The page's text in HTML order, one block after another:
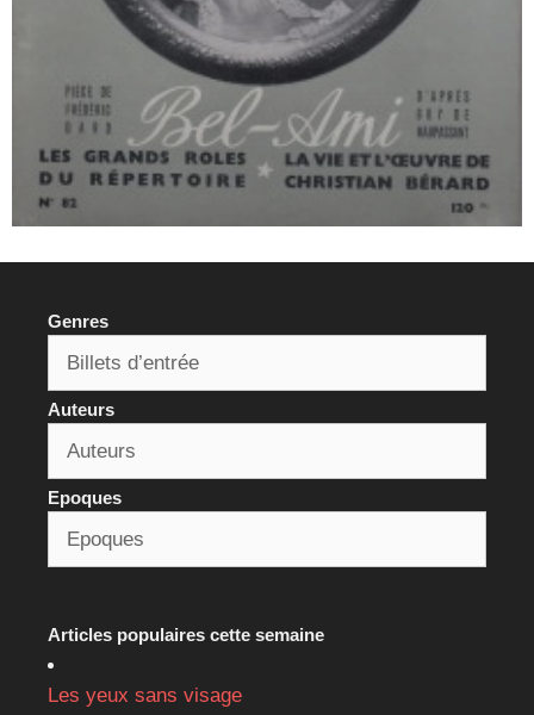
Genres
Auteurs
Epoques
Articles populaires cette semaine
Les yeux sans visage